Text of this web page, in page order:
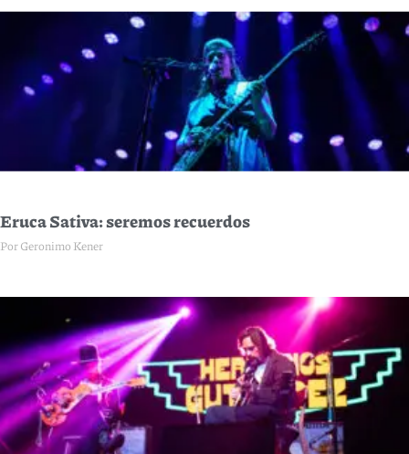
Eruca Sativa: seremos recuerdos
Por Geronimo Kener